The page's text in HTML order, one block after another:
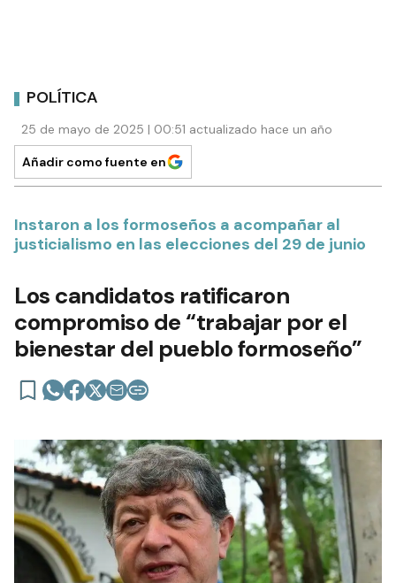
POLÍTICA
25 de mayo de 2025 | 00:51 actualizado hace un año
Añadir como fuente en
Instaron a los formoseños a acompañar al
justicialismo en las elecciones del 29 de junio
Los candidatos ratificaron
compromiso de “trabajar por el
bienestar del pueblo formoseño”